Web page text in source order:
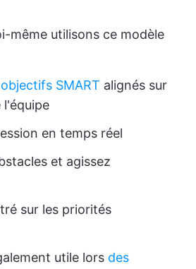
même utilisons ce modèle
SMART alignés sur
l'équipe
en temps réel
et agissez
sur les priorités
utile lors des